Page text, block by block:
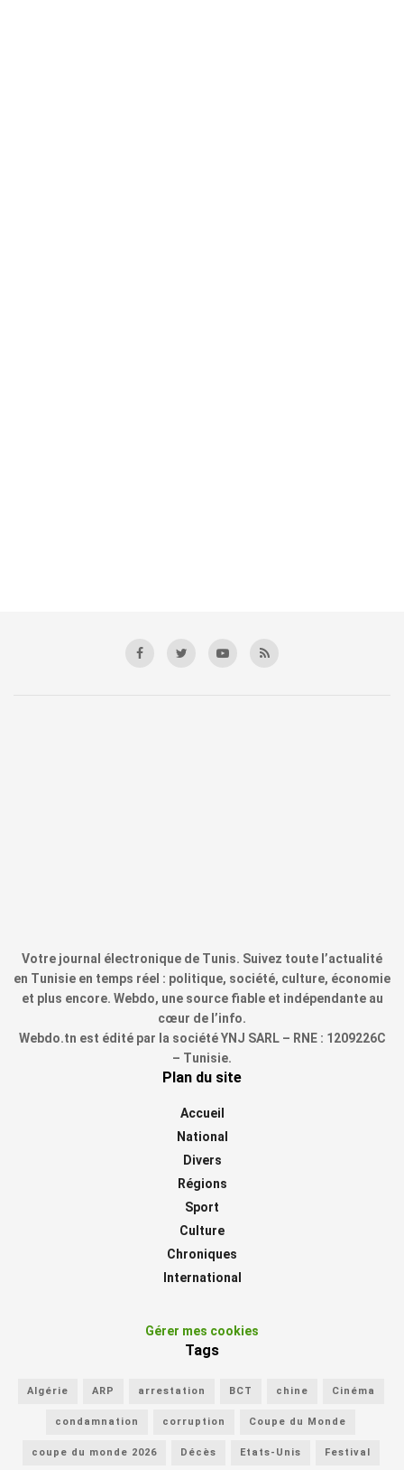
Votre journal électronique de Tunis. Suivez toute l’actualité
en Tunisie en temps réel : politique, société, culture, économie
et plus encore. Webdo, une source fiable et indépendante au
cœur de l’info.
Webdo.tn est édité par la société YNJ SARL – RNE : 1209226C
– Tunisie.
Plan du site
Accueil
National
Divers
Régions
Sport
Culture
Chroniques
International
Gérer mes cookies
Tags
Algérie ARP arrestation BCT chine Cinéma
condamnation corruption Coupe du Monde
coupe du monde 2026 Décès Etats-Unis Festival